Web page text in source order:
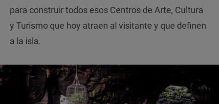
para construir todos esos Centros de Arte, Cultura
y Turismo que hoy atraen al visitante y que definen
a la isla.